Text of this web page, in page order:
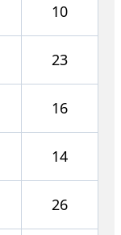
10
23
16
14
26